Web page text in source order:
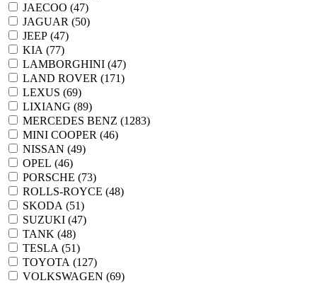
JAECOO (47)
JAGUAR (50)
JEEP (47)
KIA (77)
LAMBORGHINI (47)
LAND ROVER (171)
LEXUS (69)
LIXIANG (89)
MERCEDES BENZ (1283)
MINI COOPER (46)
NISSAN (49)
OPEL (46)
PORSCHE (73)
ROLLS-ROYCE (48)
SKODA (51)
SUZUKI (47)
TANK (48)
TESLA (51)
TOYOTA (127)
VOLKSWAGEN (69)